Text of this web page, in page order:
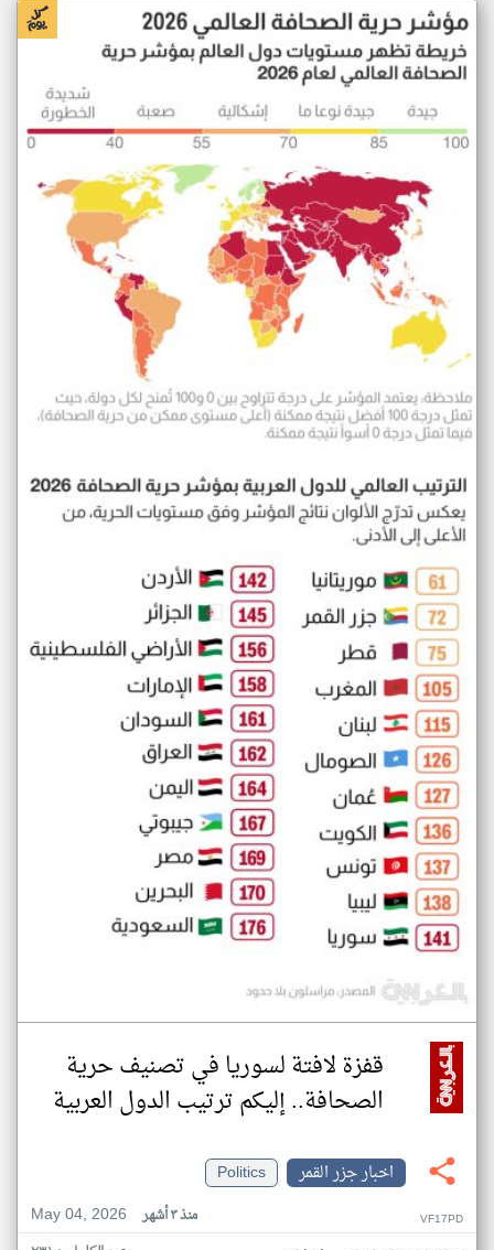
قفزة لافتة لسوريا في تصنيف حرية
الصحافة.. إليكم ترتيب الدول العربية
اخبار جزر القمر
Politics
May 04, 2026
منذ ٣ أشهر VF17PD